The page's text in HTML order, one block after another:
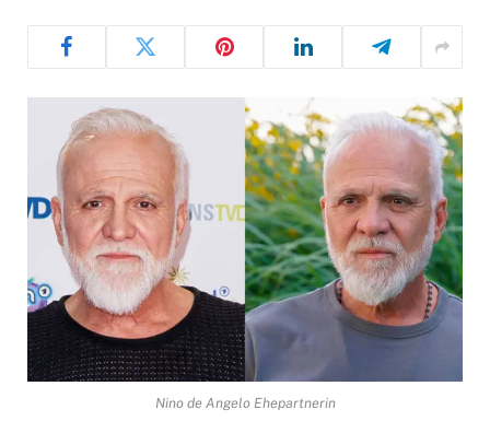
Nino de Angelo Ehepartnerin